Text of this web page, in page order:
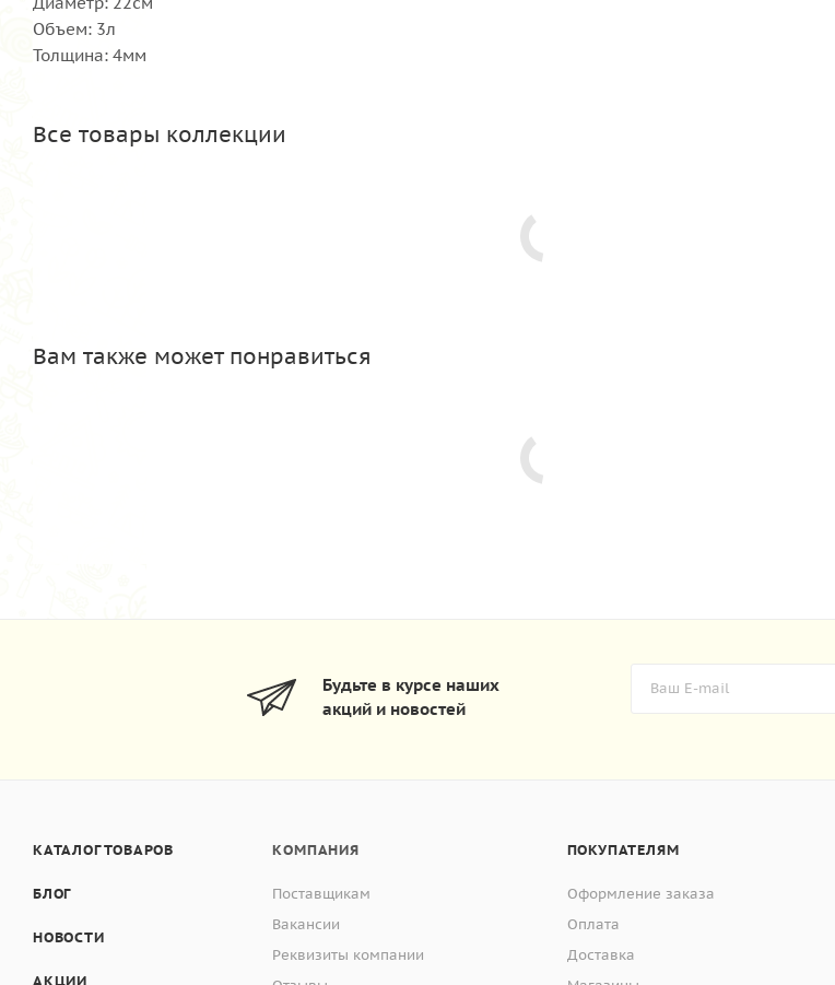
Объем: 3л
Толщина: 4мм
Все товары коллекции
Вам также может понравиться
Будьте в курсе наших
акций и новостей
КАТАЛОГ ТОВАРОВ
БЛОГ
НОВОСТИ
АКЦИИ
КОМПАНИЯ
Поставщикам
Вакансии
Реквизиты компании
ПОКУПАТЕЛЯМ
Оформление заказа
Оплата
Доставка